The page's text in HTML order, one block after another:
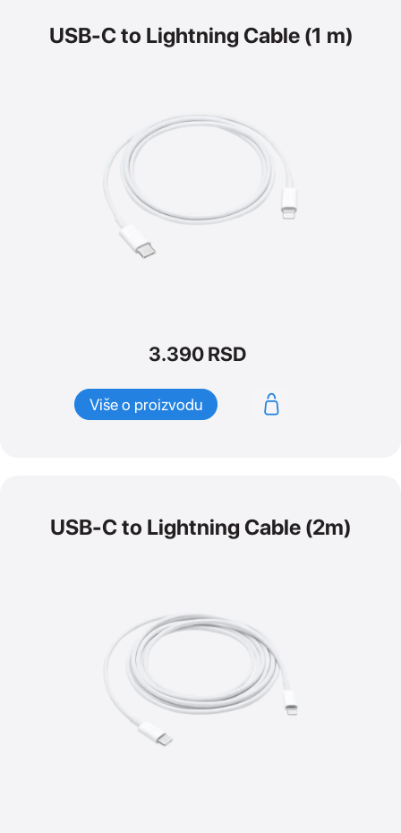
USB-C to Lightning Cable (1 m)
3.390RSD
Više o proizvodu
USB-C to Lightning Cable (2m)